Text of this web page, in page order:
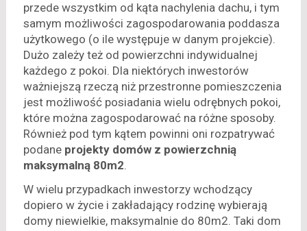
przede wszystkim od kąta nachylenia dachu, i tym
samym możliwości zagospodarowania poddasza
użytkowego (o ile występuje w danym projekcie).
Dużo zależy też od powierzchni indywidualnej
każdego z pokoi. Dla niektórych inwestorów
ważniejszą rzeczą niż przestronne pomieszczenia
jest możliwość posiadania wielu odrębnych pokoi,
które można zagospodarować na różne sposoby.
Również pod tym kątem powinni oni rozpatrywać
podane projekty domów z powierzchnią
maksymalną 80m2.
W wielu przypadkach inwestorzy wchodzący
dopiero w życie i zakładający rodzinę wybierają
domy niewielkie, maksymalnie do 80m2. Taki dom